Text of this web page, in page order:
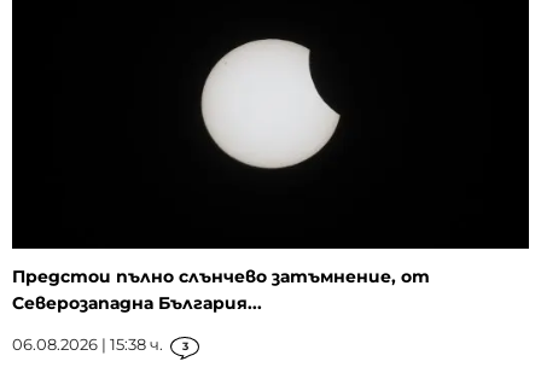
Предстои пълно слънчево затъмнение, от
Северозападна България...
06.08.2026 | 15:38 ч. 3